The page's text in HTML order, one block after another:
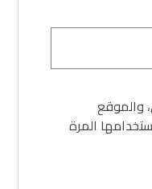
والموقع
المرة